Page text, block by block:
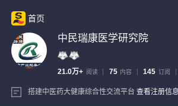
首页
中民瑞康医学研究院
21.0万+ 阅读 75 内容 145 订阅
搭建中医药大健康综合性交流平台 查看注册信息